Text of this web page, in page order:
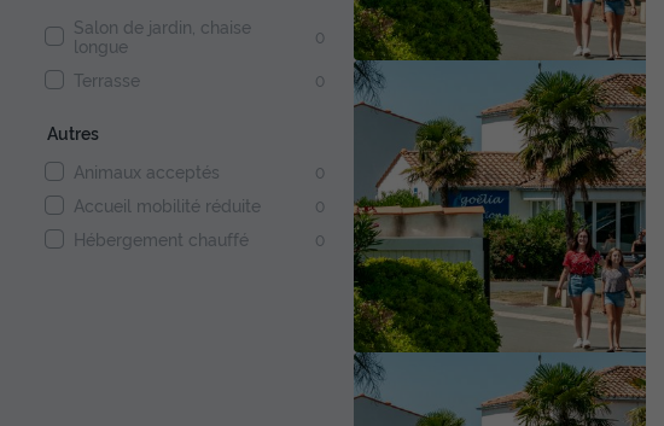
Salon de jardin, chaise
longue
0
Terrasse 0
Autres
Animaux acceptés
0
Accueil mobilité réduite 0
Hébergement chauffé 0